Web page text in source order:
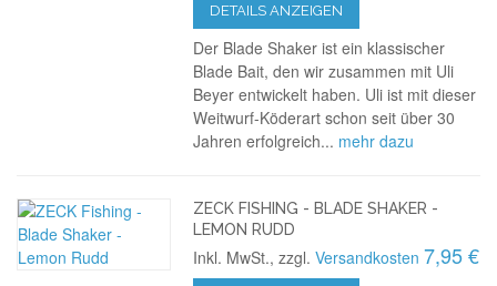
DETAILS ANZEIGEN
Der Blade Shaker ist ein klassischer
Blade Bait, den wir zusammen mit Uli
Beyer entwickelt haben. Uli ist mit dieser
Weitwurf-Köderart schon seit über 30
Jahren erfolgreich... mehr dazu
ZECK FISHING - BLADE SHAKER -
LEMON RUDD
Inkl. MwSt., zzgl.Versandkosten 7,95 €